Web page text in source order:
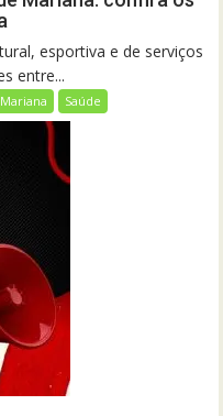
esportiva e de serviços
entre...
Mariana Saúde